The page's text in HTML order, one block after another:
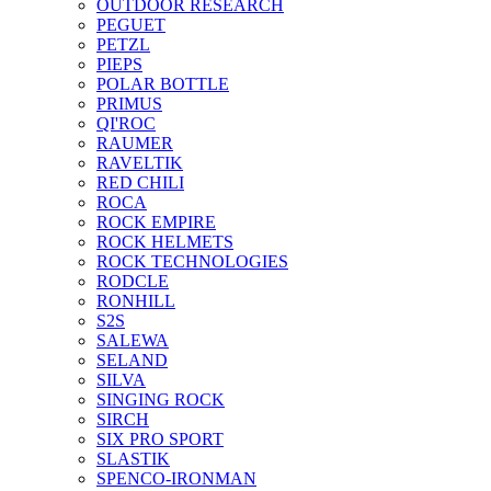
OUTDOOR RESEARCH
PEGUET
PETZL
PIEPS
POLAR BOTTLE
PRIMUS
QI'ROC
RAUMER
RAVELTIK
RED CHILI
ROCA
ROCK EMPIRE
ROCK HELMETS
ROCK TECHNOLOGIES
RODCLE
RONHILL
S2S
SALEWA
SELAND
SILVA
SINGING ROCK
SIRCH
SIX PRO SPORT
SLASTIK
SPENCO-IRONMAN